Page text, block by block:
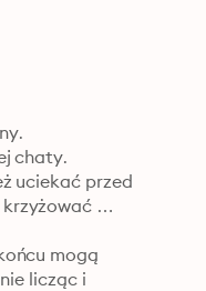
chaty.
uciekać przed
krzyżować
mogą
licząc i